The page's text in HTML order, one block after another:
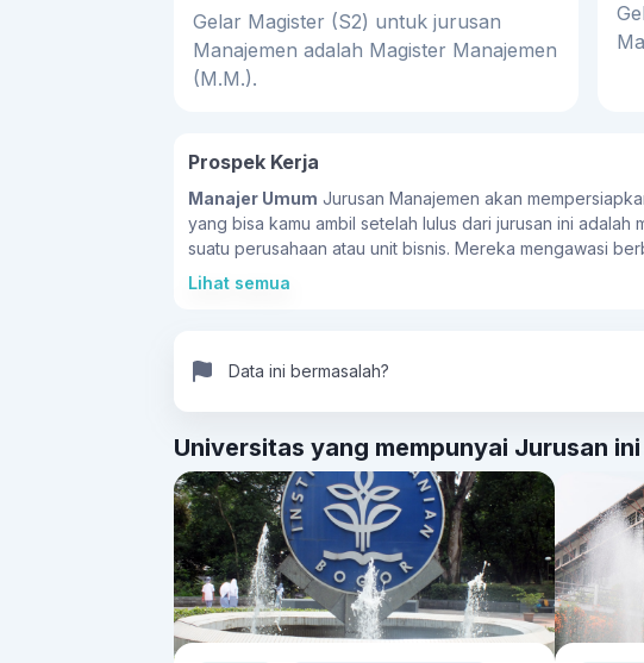
Gelar Magister (S2) untuk jurusan
Manajemen adalah Magister Manajemen
(M.M.).
Prospek Kerja
Manajer Umum Jurusan Manajemen akan
yang bisa kamu ambil setelah lulus dari jurusan ini
suatu perusahaan atau unit bisnis. Mereka mengawasi
Keuangan
menggunakan kemampuan kamu itu untuk menjadi
Lihat semua
Data ini bermasalah?
Universitas yang mempunyai Jurusan ini